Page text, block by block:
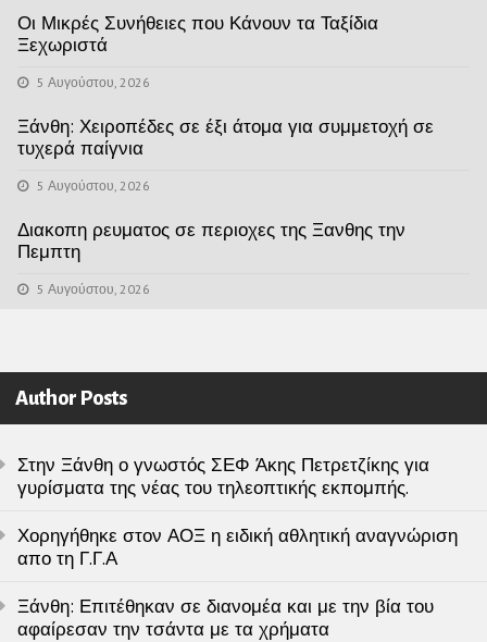
Οι Μικρές Συνήθειες που Κάνουν τα Ταξίδια
Ξεχωριστά
5 Αυγούστου, 2026
Ξάνθη: Χειροπέδες σε έξι άτομα για συμμετοχή σε
τυχερά παίγνια
5 Αυγούστου, 2026
Διακοπη ρευματος σε περιοχες της Ξανθης την
Πεμπτη
5 Αυγούστου, 2026
Author Posts
Στην Ξάνθη ο γνωστός ΣΕΦ Άκης Πετρετζίκης για
γυρίσματα της νέας του τηλεοπτικής εκπομπής.
Χορηγήθηκε στον ΑΟΞ η ειδική αθλητική αναγνώριση
απο τη Γ.Γ.Α
Ξάνθη: Επιτέθηκαν σε διανομέα και με την βία του
αφαίρεσαν την τσάντα με τα χρήματα